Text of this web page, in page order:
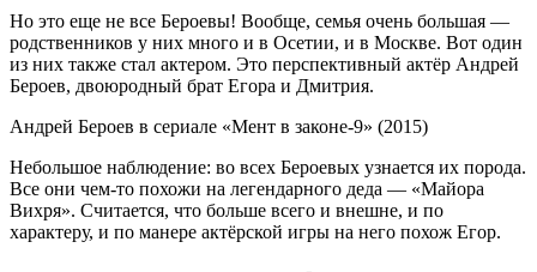
Но это еще не все Бероевы! Вообще, семья очень большая —
родственников у них много и в Осетии, и в Москве. Вот один
из них также стал актером. Это перспективный актёр Андрей
Бероев, двоюродный брат Егора и Дмитрия.
Андрей Бероев в сериале «Мент в законе-9» (2015)
Небольшое наблюдение: во всех Бероевых узнается их порода.
Все они чем-то похожи на легендарного деда — «Майора
Вихря». Считается, что больше всего и внешне, и по
характеру, и по манере актёрской игры на него похож Егор.